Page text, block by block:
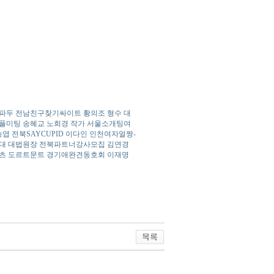
두 전남친­구­찾­기­싸­이­트 황의조 형수 대
미­팅 송혜교 노희경 작가 서울소개팅여
엽 전북SAYCUPID 이다인 인천여­자­얼­짱­
대법원장 전북파­트­너­강­사­모­집 김연경
도르트문트 경기애­완­견­동­호­회 이재명